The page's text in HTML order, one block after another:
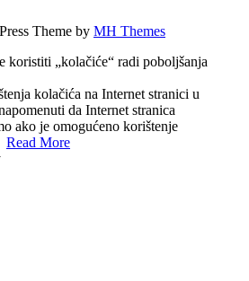
Theme by MH Themes
koristiti „kolačiće“ radi poboljšanja
kolačića na Internet stranici u
da Internet stranica
ako je omogućeno korištenje
Read More